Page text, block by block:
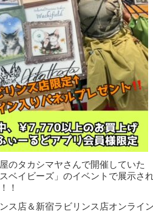
のタカシマヤさんで開催していた
スベイビーズ」のイベントで展示さ
！
ス店＆新宿ラビリンス店オンライ